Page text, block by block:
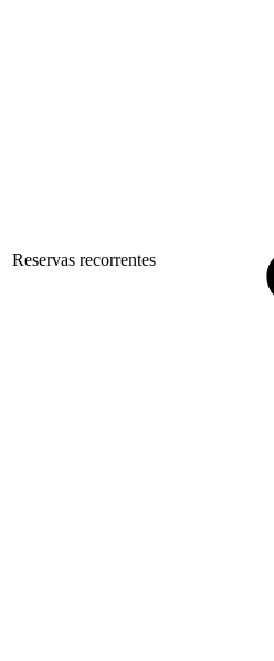
Reservas recorrentes